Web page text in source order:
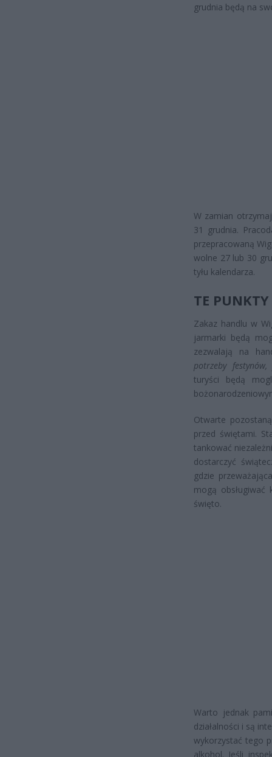
grudnia będą na
W zamian
31 grudnia.
przepracowaną
wolne 27 lub 30
tyłu kalendarza.
TE
Zakaz handlu w
jarmarki będą
zezwalają na
potrzeby
turyści będą
Otwarte
przed świętami.
tankować
dostarczyć
gdzie
mogą
święto.
Warto jednak
działalności i są
wykorzystać tego
alkohol. Jeśli